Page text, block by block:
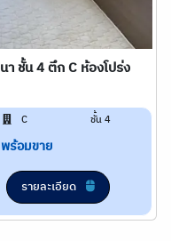
า ชั้น 4 ตึก C ห้องโปร่ง
C ชั้น 4
พร้อมขาย
รายละเอียด